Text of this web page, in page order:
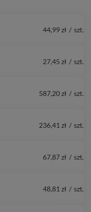
44,99 zł / szt.
27,45 zł / szt.
587,20 zł / szt.
236,41 zł / szt.
67,87 zł / szt.
48,81 zł / szt.